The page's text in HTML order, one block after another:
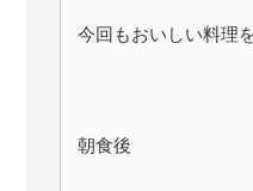
今回もおいしい料理
朝食後